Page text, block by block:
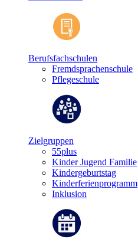
Berufsfachschulen
Fremdsprachenschule
Pflegeschule
Zielgruppen
55plus
Kinder Jugend Familie
Kindergeburtstag
Kinderferienprogramm
Inklusion